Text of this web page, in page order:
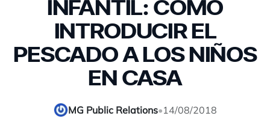
INFANTIL: CÓMO
INTRODUCIR EL
PESCADO A LOS NIÑOS
EN CASA
MG Public Relations•14/08/2018